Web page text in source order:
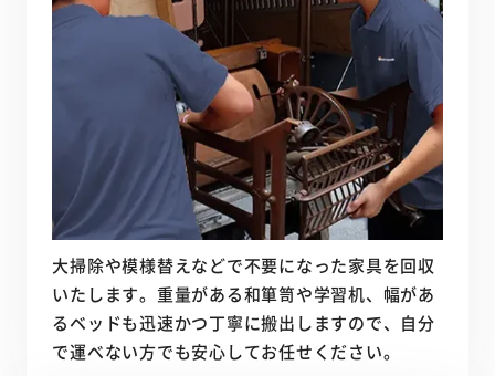
大掃除や模様替えなどで不要になった家具を回収
いたします。重量がある和箪笥や学習机、幅があ
るベッドも迅速かつ丁寧に搬出しますので、自分
で運べない方でも安心してお任せください。